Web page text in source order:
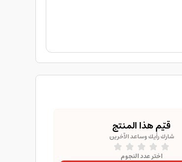
قيّم هذا المنتج
شارك رأيك وساعد الآخرين
اختر عدد النجوم